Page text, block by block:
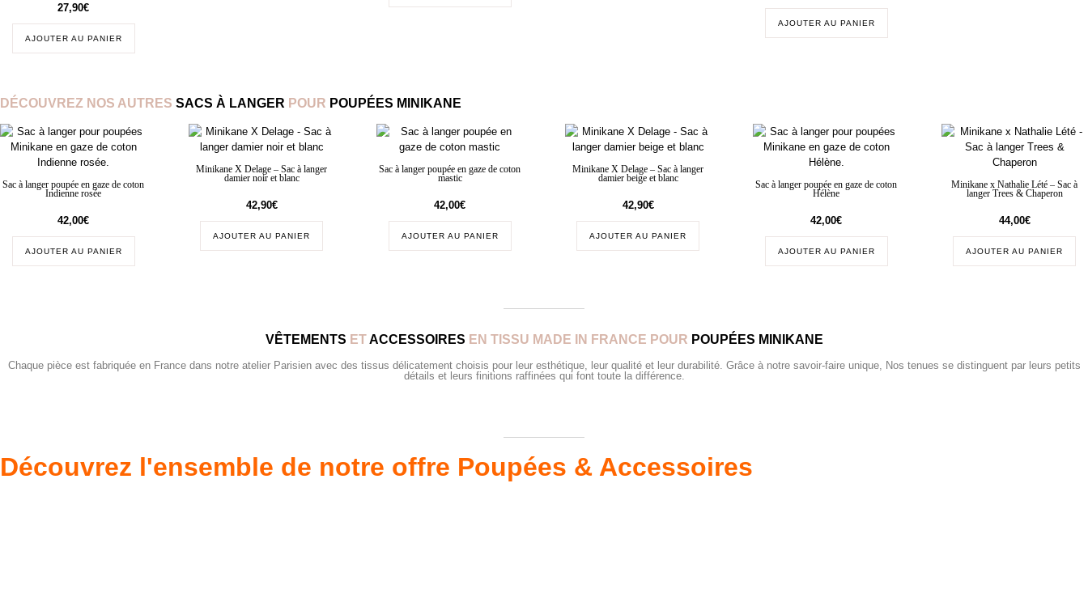
27,90€
AJOUTER AU PANIER
AJOUTER AU PANIER
DÉCOUVREZ NOS AUTRES SACS À LANGER POUR POUPÉES MINIKANE
Sac à langer poupée en gaze de coton
Indienne rosée
42,00€
AJOUTER AU PANIER
Minikane X Delage – Sac à langer
damier noir et blanc
42,90€
AJOUTER AU PANIER
Sac à langer poupée en gaze de coton
mastic
42,00€
AJOUTER AU PANIER
Minikane X Delage – Sac à langer
damier beige et blanc
42,90€
AJOUTER AU PANIER
Sac à langer poupée en gaze de coton
Hélène
42,00€
AJOUTER AU PANIER
Minikane x Nathalie Lété – Sac à
langer Trees & Chaperon
44,00€
AJOUTER AU PANIER
VÊTEMENTS ETACCESSOIRES EN TISSU MADE IN FRANCE POUR POUPÉES MINIKANE
Chaque pièce est fabriquée en France dans notre atelier Parisien avec des tissus délicatement choisis pour leur esthétique, leur qualité et leur durabilité. Grâce à notre savoir-faire unique, Nos tenues se distinguent par leurs petits
détails et leurs finitions raffinées qui font toute la différence.
Découvrez l'ensemble de notre offre Poupées & Accessoires